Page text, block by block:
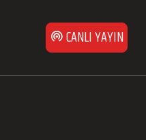
CANLI YAYIN